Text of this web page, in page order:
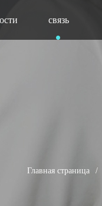
связь
Главная страница /